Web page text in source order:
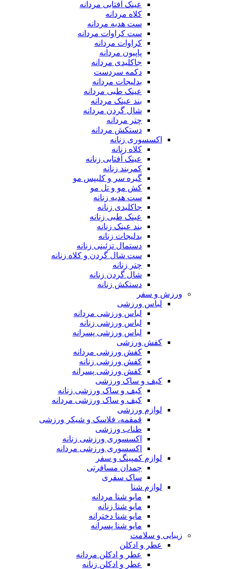
عینک آفتابی مردانه
کلاه مردانه
ست هدیه مردانه
ست کراوات مردانه
کراوات مردانه
پاپیون مردانه
جاکلیدی مردانه
دکمه سردست
بدلیجات مردانه
عینک طبی مردانه
بند عینک مردانه
شال گردن مردانه
چتر مردانه
دستکش مردانه
اکسسوری زنانه
کلاه زنانه
عینک آفتابی زنانه
کمربند زنانه
گیره سر و کلیپس مو
کش مو و تل مو
ست هدیه زنانه
جاکلیدی زنانه
عینک طبی زنانه
بند عینک زنانه
بدلیجات زنانه
دستمال تزئینی زنانه
ست شال گردن و کلاه زنانه
چتر زنانه
شال گردن زنانه
دستکش زنانه
ورزش و سفر
لباس ورزشی
لباس ورزشی مردانه
لباس ورزشی زنانه
لباس ورزشی پسرانه
کفش ورزشی
کفش ورزشی مردانه
کفش ورزشی زنانه
کفش ورزشی پسرانه
کیف و ساک ورزشی
کیف و ساک ورزشی زنانه
کیف و ساک ورزشی مردانه
لوازم ورزشی
قمقمه، فلاسک و شیکر ورزشی
طناب ورزشی
اکسسوری ورزشی زنانه
اکسسوری ورزشی مردانه
لوازم کمپینگ و سفر
چمدان مسافرتی
ساک سفری
لوازم شنا
مایو شنا مردانه
مایو شنا زنانه
مایو شنا دخترانه
مایو شنا پسرانه
زیبایی و سلامت
عطر و ادکلن
عطر و ادکلن مردانه
عطر و ادکلن زنانه